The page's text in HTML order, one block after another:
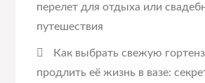
перелет для отдыха или
путешествия
Как выбрать свежую
продлить её жизнь в вазе: